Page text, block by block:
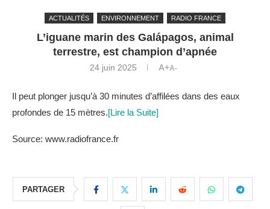
ACTUALITÉS ENVIRONNEMENT RADIO FRANCE
L’iguane marin des Galápagos, animal
terrestre, est champion d’apnée
24 juin 2025 A+A-
Il peut plonger jusqu’à 30 minutes d’affilées dans des eaux
profondes de 15 mètres.[Lire la Suite]
Source: www.radiofrance.fr
PARTAGER